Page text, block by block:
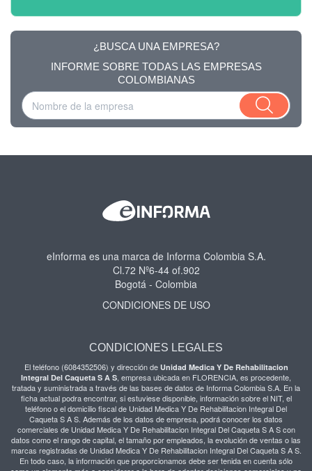
¿BUSCA UNA EMPRESA?
INFORME SOBRE TODAS LAS EMPRESAS
COLOMBIANAS
eInforma es una marca de Informa Colombia S.A.
Cl.72 Nº6-44 of.902
Bogotá - Colombia
CONDICIONES DE USO
CONDICIONES LEGALES
El teléfono (6084352506) y dirección de Unidad Medica Y De Rehabilitacion
Integral Del Caqueta S A S
tratada y suministrada a través de las bases de datos de Informa Colombia S.A. En la
ficha actual podra encontrar, si estuviese disponible, información sobre el NIT, el
teléfono o el domicilio fiscal de Unidad Medica Y De Rehabilitacion Integral Del
Caqueta S A S. Además de los datos de empresa, podrá conocer los datos
comerciales de Unidad Medica Y De Rehabilitacion Integral Del Caqueta S A S con
datos como el rango de capital, el tamaño por empleados, la evolución de ventas o las
marcas registradas de Unidad Medica Y De Rehabilitacion Integral Del Caqueta S A S.
En todo caso, la información que proporcionamos debe ser tenida en cuenta sólo